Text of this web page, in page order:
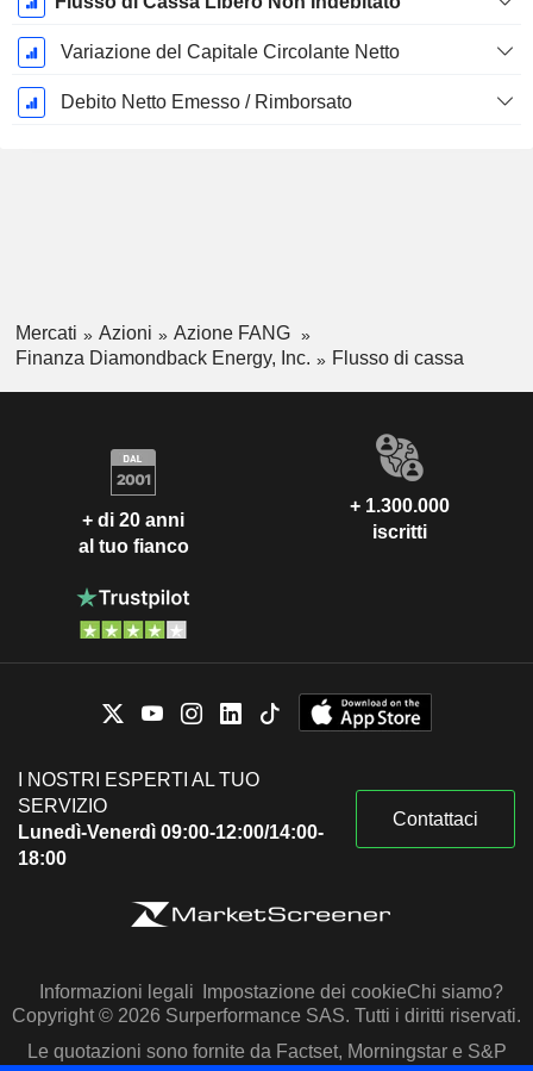
Variazione del Capitale Circolante Netto
Debito Netto Emesso / Rimborsato
Mercati Azioni
Azione FANG
Finanza Diamondback Energy, Inc.
Flusso di cassa
+ di 20 anni
al tuo fianco
+ 1.300.000
iscritti
I NOSTRI ESPERTI AL TUO
SERVIZIO
Lunedì-Venerdì 09:00-12:00/14:00-
18:00
Contattaci
Informazioni legali Impostazione dei cookieChi siamo?
Copyright © 2026 Surperformance SAS. Tutti i diritti riservati.
Le quotazioni sono fornite da Factset, Morningstar e S&P